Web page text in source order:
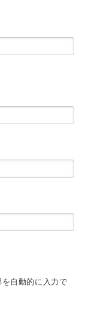
を自動的に入力で